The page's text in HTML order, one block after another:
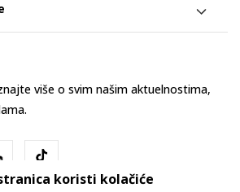
više o svim našim aktuelnostima,
koristi kolačiće